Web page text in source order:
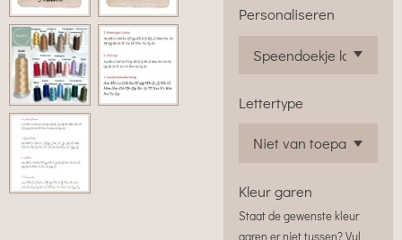
Personaliseren
Lettertype
Kleur garen
Staat de gewenste kleur
garen er niet tussen? Vul